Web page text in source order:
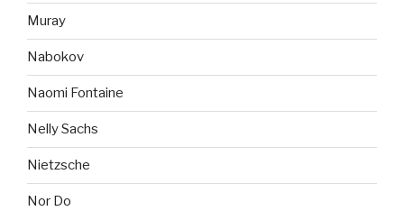
Muray
Nabokov
Naomi Fontaine
Nelly Sachs
Nietzsche
Nor Do